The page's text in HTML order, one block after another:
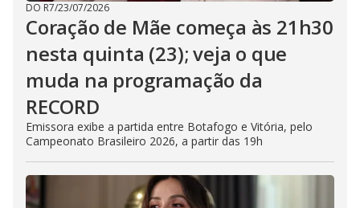
DO R7/23/07/2026
Coração de Mãe começa às 21h30
nesta quinta (23); veja o que
muda na programação da
RECORD
Emissora exibe a partida entre Botafogo e Vitória, pelo
Campeonato Brasileiro 2026, a partir das 19h